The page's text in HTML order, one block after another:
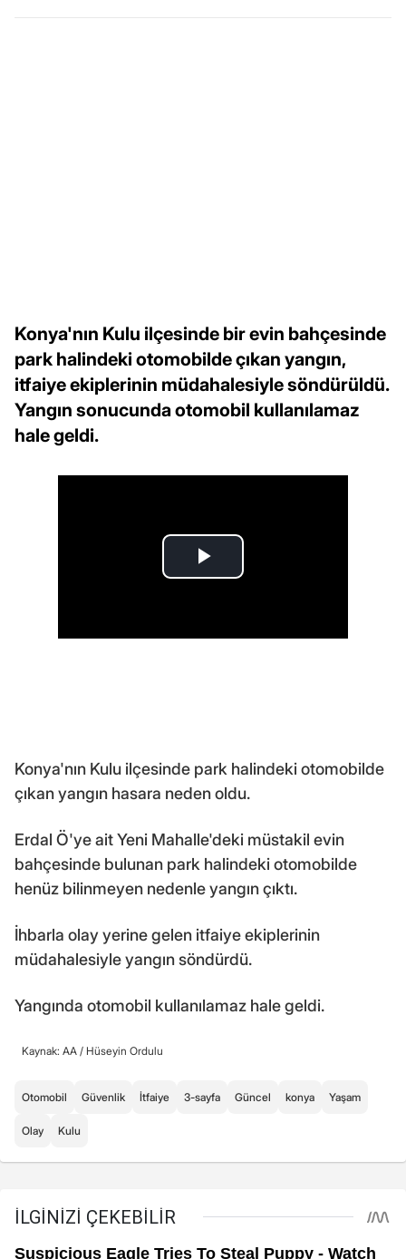
Konya'nın Kulu ilçesinde bir evin bahçesinde
park halindeki otomobilde çıkan yangın,
itfaiye ekiplerinin müdahalesiyle söndürüldü.
Yangın sonucunda otomobil kullanılamaz
hale geldi.
Konya'nın Kulu ilçesinde park halindeki otomobilde
çıkan yangın hasara neden oldu.
Erdal Ö'ye ait Yeni Mahalle'deki müstakil evin
bahçesinde bulunan park halindeki otomobilde
henüz bilinmeyen nedenle yangın çıktı.
İhbarla olay yerine gelen itfaiye ekiplerinin
müdahalesiyle yangın söndürdü.
Yangında otomobil kullanılamaz hale geldi.
Kaynak: AA / Hüseyin Ordulu
Otomobil Güvenlik İtfaiye 3-sayfa Güncel konya Yaşam
Olay Kulu